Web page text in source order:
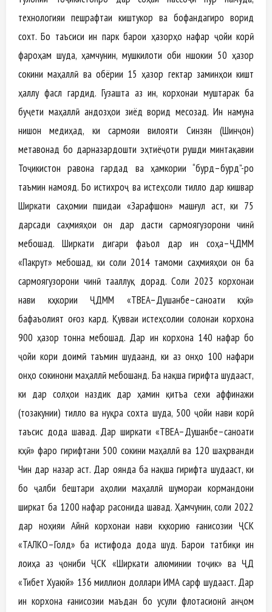
технологияи пешрафтаи киштукор ва бофандагиро ворид
сохт. Бо таъсиси ин парк барои ҳазорҳо нафар ҷойи корӣ
фароҳам шуда, ҳамчунин, мушкилоти оби нӯшокии 50 ҳазор
сокини маҳаллӣ ва обёрии 15 ҳазор гектар заминҳои кишт
ҳаллу фасл гардид. Гузашта аз ин, корхонаи муштарак ба
буҷети маҳаллӣ андозҳои зиёд ворид месозад. Ин намуна
нишон медиҳад, ки сармояи вилояти Синзян (Шинҷон)
метавонад бо дарназардошти эҳтиёҷоти рушди минтақавии
Тоҷикистон равона гардад ва ҳамкории “бурд–бурд”-ро
таъмин намояд. Бо истихроҷ ва истеҳсоли тилло дар кишвар
Ширкати саҳомии пӯшидаи «Зарафшон» машғул аст, ки 75
дарсади саҳмияҳои он дар дасти сармоягузорони чинӣ
мебошад. Ширкати дигари фаъол дар ин соҳа–ҶДММ
«Пакрут» мебошад, ки соли 2014 тамоми саҳмияҳои он ба
сармоягузорони чинӣ тааллуқ дорад. Соли 2023 корхонаи
нави кӯҳкории ҶДММ «TBEA–Душанбе–саноати кӯҳӣ»
бафаъолият оғоз кард. Қувваи истеҳсолии солонаи корхона
900 ҳазор тонна мебошад. Дар ин корхона 140 нафар бо
ҷойи кори доимӣ таъмин шудаанд, ки аз онҳо 100 нафари
онҳо сокинони маҳаллӣ мебошанд. Ба нақша гирифта шудааст,
ки дар солҳои наздик дар ҳамин қитъа сехи аффинажи
(тозакунии) тилло ва нуқра сохта шуда, 500 ҷойи нави корӣ
таъсис дода шавад. Дар ширкати «TBEA–Душанбе–саноати
кӯҳӣ» фаро гирифтани 500 сокини маҳаллӣ ва 120 шаҳрванди
Чин дар назар аст. Дар оянда ба нақша гирифта шудааст, ки
бо ҷалби бештари аҳолии маҳаллӣ шумораи кормандони
ширкат ба 1200 нафар расонида шавад. Ҳамчунин, соли 2022
дар ноҳияи Айнӣ корхонаи нави кӯҳкорию ғанисозии ҶСК
«ТАЛКО–Голд» ба истифода дода шуд. Барои татбиқи ин
лоиҳа аз ҷониби ҶСК «Ширкати алюминии тоҷик» ва ҶД
«Тибет Хуаюй» 136 миллион доллари ИМА сарф шудааст. Дар
ин корхона ғанисозии маъдан бо усули флотасионӣ анҷом